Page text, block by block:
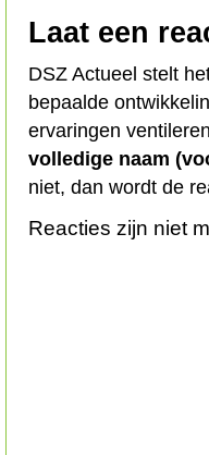
Laat een
DSZ Actueel stelt
bepaalde
ervaringen
volledige naam
niet, dan wordt de
Reacties zijn niet